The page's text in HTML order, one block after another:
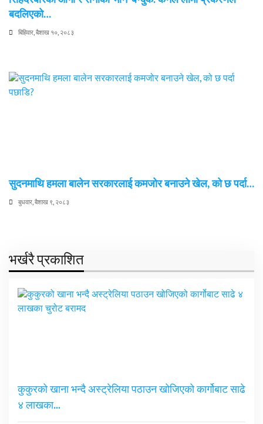
बदलिएको…
बिहिवार, बैशाख १०, २०८३
सुदनमाथि हमला बालेन सरकारलाई कमजोर बनाउने खेल, को छ पर्दा…
बुधवार, बैशाख ९, २०८३
भर्खरै प्रकाशित
कुकुरको खाना भन्दै अस्ट्रेलिया पठाउन खोजिएको कार्गोबाट साढे
४ लाखका…